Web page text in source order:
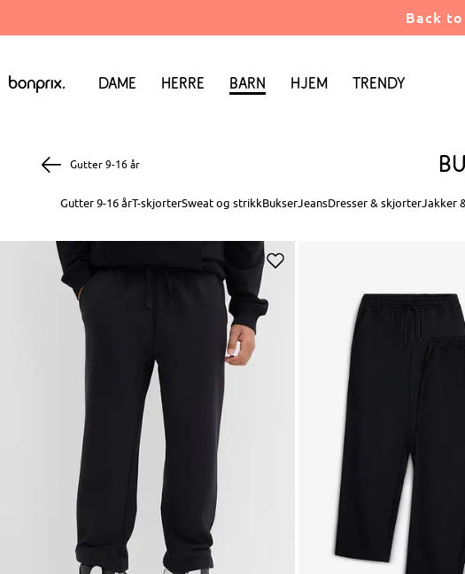
Back
Dame Herre Barn Hjem Trendy
Gutter 9-16 år
Gutter 9-16 årT-skjorterSweat og strikkBukserJeansDresser & skjorterJakker